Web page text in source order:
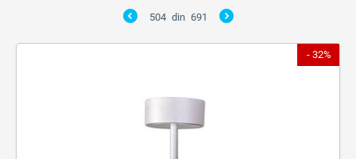
504 din 691
- 32%